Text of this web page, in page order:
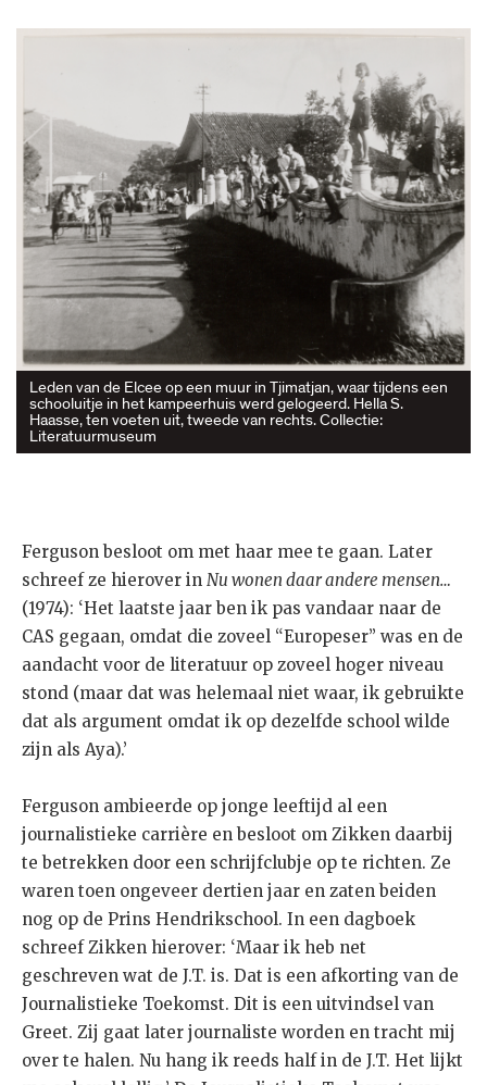
Leden van de Elcee op een muur in Tjimatjan, waar tijdens een
schooluitje in het kampeerhuis werd gelogeerd. Hella S.
Haasse, ten voeten uit, tweede van rechts. Collectie:
Literatuurmuseum
Ferguson besloot om met haar mee te gaan. Later
schreef ze hierover in Nu wonen daar andere mensen…
(1974): ‘Het laatste jaar ben ik pas vandaar naar de
CAS gegaan, omdat die zoveel “Europeser” was en de
aandacht voor de literatuur op zoveel hoger niveau
stond (maar dat was helemaal niet waar, ik gebruikte
dat als argument omdat ik op dezelfde school wilde
zijn als Aya).’
Ferguson ambieerde op jonge leeftijd al een
journalistieke carrière en besloot om Zikken daarbij
te betrekken door een schrijfclubje op te richten. Ze
waren toen ongeveer dertien jaar en zaten beiden
nog op de Prins Hendrikschool. In een dagboek
schreef Zikken hierover: ‘Maar ik heb net
geschreven wat de J.T. is. Dat is een afkorting van de
Journalistieke Toekomst. Dit is een uitvindsel van
Greet. Zij gaat later journaliste worden en tracht mij
over te halen. Nu hang ik reeds half in de J.T. Het lijkt